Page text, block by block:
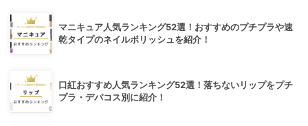
マニキュア人気ランキング52選！おすすめのプチプラや速
乾タイプのネイルポリッシュを紹介！
口紅おすすめ人気ランキング52選！落ちないリップをプチ
プラ・デパコス別に紹介！